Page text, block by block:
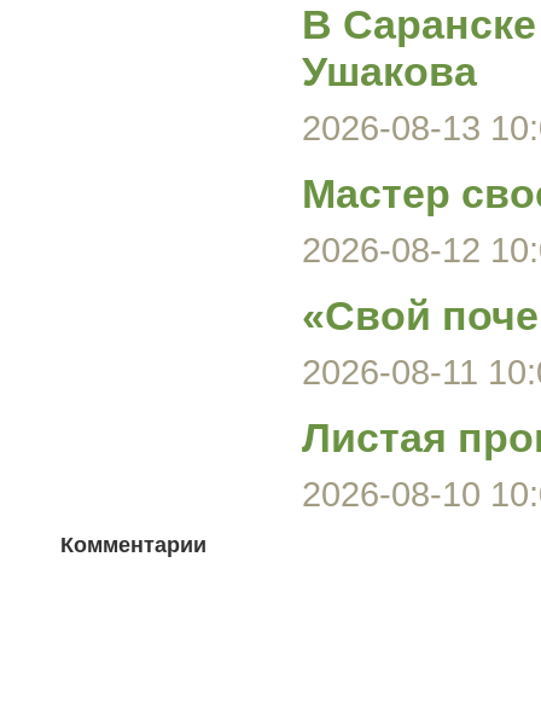
В
Ушакова
2026-08-13
Мастер
2026-08-12
«Свой
2026-08-11
Листая
2026-08-10
Комментарии